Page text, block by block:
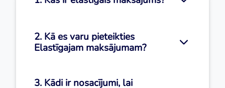
2. Kā es varu pieteikties
Elastīgajam maksājumam?
3. Kādi ir nosacījumi, lai